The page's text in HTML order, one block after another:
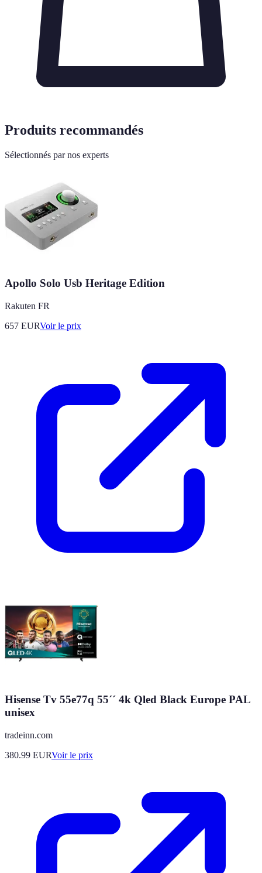
Produits recommandés
Sélectionnés par nos experts
Apollo Solo Usb Heritage Edition
Rakuten FR
657 EURVoir le prix
Hisense Tv 55e77q 55´´ 4k Qled Black Europe PAL
unisex
tradeinn.com
380.99 EURVoir le prix